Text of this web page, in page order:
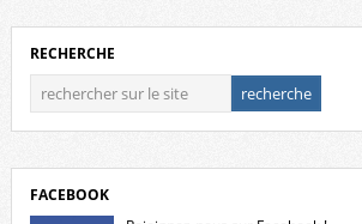
RECHERCHE
FACEBOOK